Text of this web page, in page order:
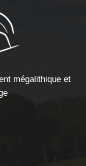
mégalithique et